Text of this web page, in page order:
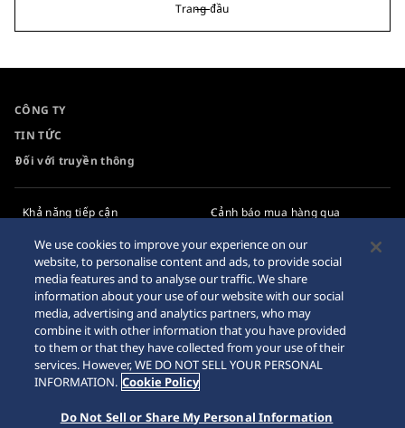
Trang đầu
CÔNG TY
TIN TỨC
Đối với truyền thông
Khả năng tiếp cận
Yêu cầu
Cảnh báo mua hàng qua
Chính sách bảo mật
Chính sách cookie
Sơ đồ trang web
© 2026 Tập đoàn đồng hồ Seiko
We use cookies to improve your experience on our
website, to personalise content and ads, to provide social
media features and to analyse our traffic. We share
information about your use of our website with our social
media, advertising and analytics partners, who may
combine it with other information that you have provided
to them or that they have collected from your use of their
services. However, WE DO NOT SELL YOUR PERSONAL
INFORMATION. Cookie Policy
Do Not Sell or Share My Personal Information